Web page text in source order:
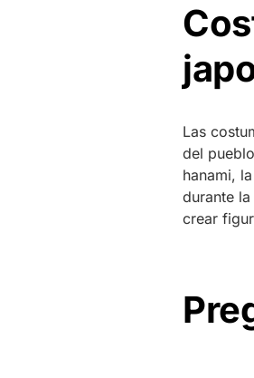
Las
del
hanami,
durante
crear